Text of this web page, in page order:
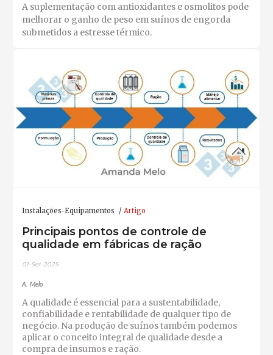
A suplementação com antioxidantes e osmolitos pode
melhorar o ganho de peso em suínos de engorda
submetidos a estresse térmico.
Instalações-Equipamentos Artigo
Principais pontos de controle de
qualidade em fábricas de ração
01-Set-2025
A. Melo
A qualidade é essencial para a sustentabilidade,
confiabilidade e rentabilidade de qualquer tipo de
negócio. Na produção de suínos também podemos
aplicar o conceito integral de qualidade desde a
compra de insumos e ração.